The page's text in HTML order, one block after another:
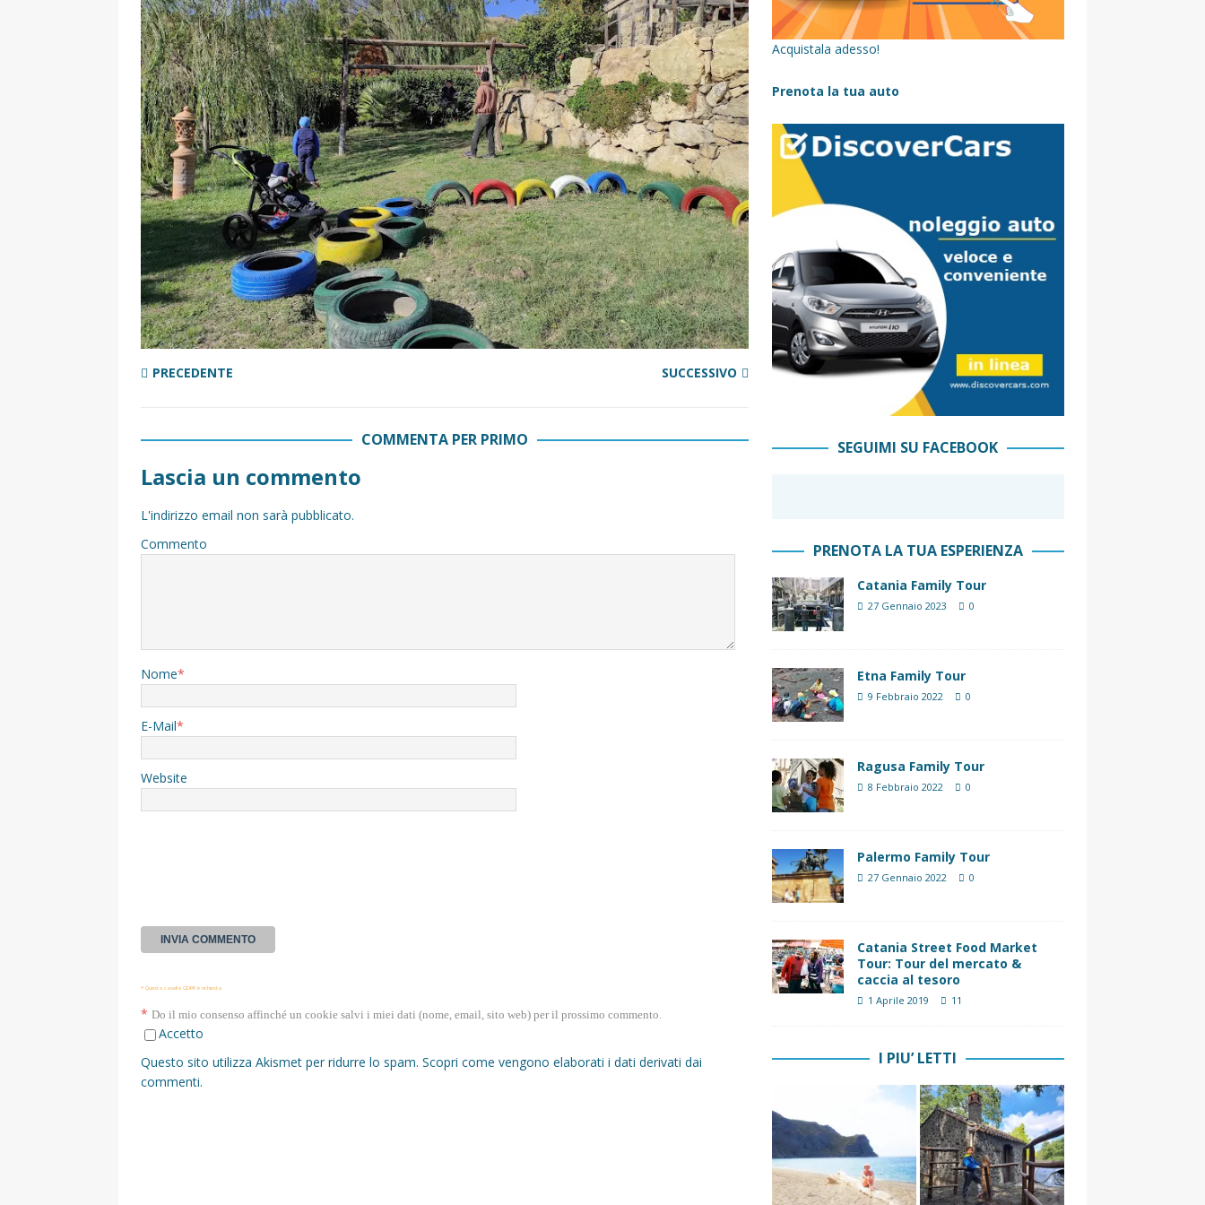
[ 2 Aprile 2025 ] Escursioni in Sicilia con bambini: itinerari imperdibili (+ consigli utili)- Parte 1
VIAGGI IN SICILIA
[ 17 Settembre 2023 ] Vendemmia con i bambini in Sicilia, dove andare?
FATTORIE
DIDATTICHE
[ 19 Gennaio 2023 ] Visitare la Fiumara d’Arte con i bambini, quando la natura incontra l’arte
VIAGGI IN SICILIA
[ 20 Marzo 2022 ] Cosa fare in Sicilia con i bambini: mare, attività e tour a prova di famiglia
VIAGGI IN SICILIA
PRECEDENTE SUCCESSIVO
COMMENTA PER PRIMO
Lascia un commento
L'indirizzo email non sarà pubblicato.
Commento
Nome*
E-Mail*
Website
* Questa casella GDPR è richiesta
* Do il mio consenso affinché un cookie salvi i miei dati (nome, email, sito web) per il prossimo commento.
Accetto
Questo sito utilizza Akismet per ridurre lo spam. Scopri come vengono elaborati i dati derivati dai
commenti.
Acquistala adesso!
Prenota la tua auto
SEGUIMI SU FACEBOOK
PRENOTA LA TUA ESPERIENZA
Catania Family Tour
27 Gennaio 2023 0
Etna Family Tour
9 Febbraio 2022 0
Ragusa Family Tour
8 Febbraio 2022 0
Palermo Family Tour
27 Gennaio 2022 0
Catania Street Food Market
Tour: Tour del mercato &
caccia al tesoro
1 Aprile 2019 11
I PIU’ LETTI